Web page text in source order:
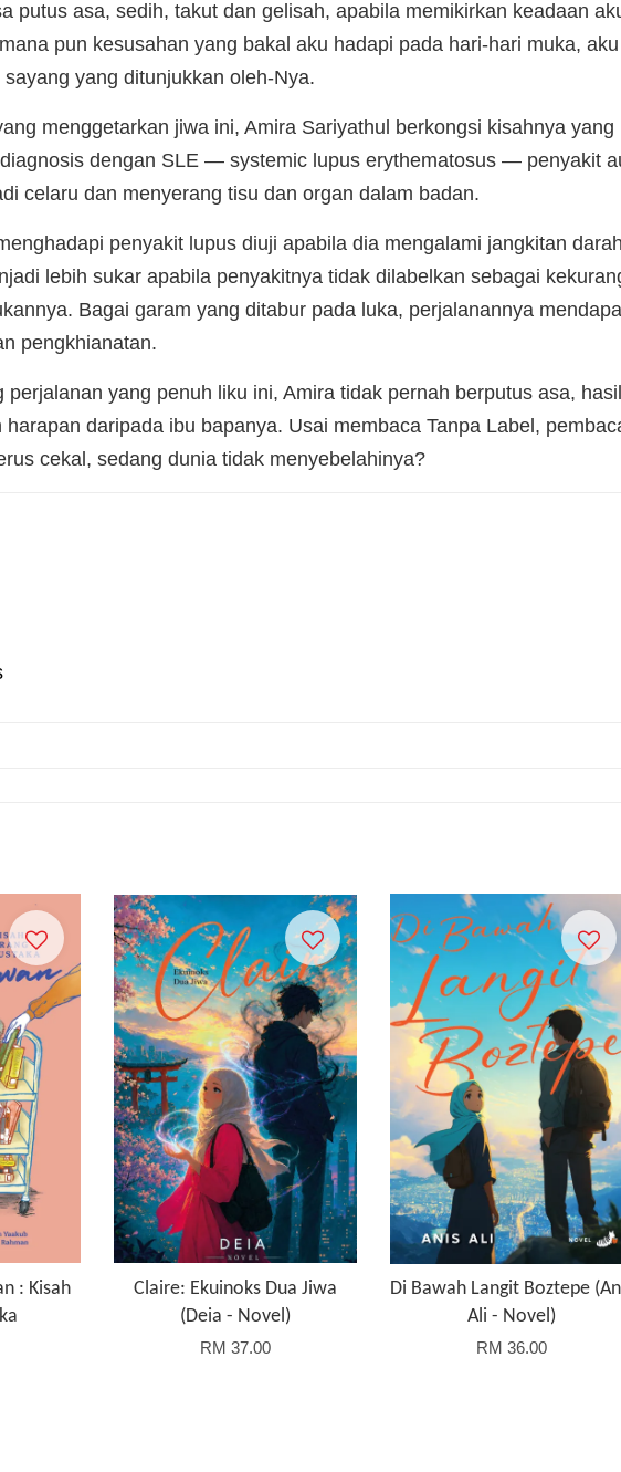
putus asa, sedih, takut dan gelisah, apabila memikirkan keadaan
pun kesusahan yang bakal aku hadapi pada hari-hari muka,
yang ditunjukkan oleh-Nya.
menggetarkan jiwa ini, Amira Sariyathul berkongsi kisahnya
dengan SLE — systemic lupus erythematosus — penyakit
celaru dan menyerang tisu dan organ dalam badan.
penyakit lupus diuji apabila dia mengalami jangkitan
lebih sukar apabila penyakitnya tidak dilabelkan sebagai
Bagai garam yang ditabur pada luka, perjalanannya
pengkhianatan.
perjalanan yang penuh liku ini, Amira tidak pernah berputus asa,
harapan daripada ibu bapanya. Usai membaca Tanpa Label,
cekal, sedang dunia tidak menyebelahinya?
: Kisah
Claire: Ekuinoks Dua Jiwa
(Deia - Novel)
RM 37.00
Di Bawah Langit Boztepe
Ali - Novel)
RM 36.00